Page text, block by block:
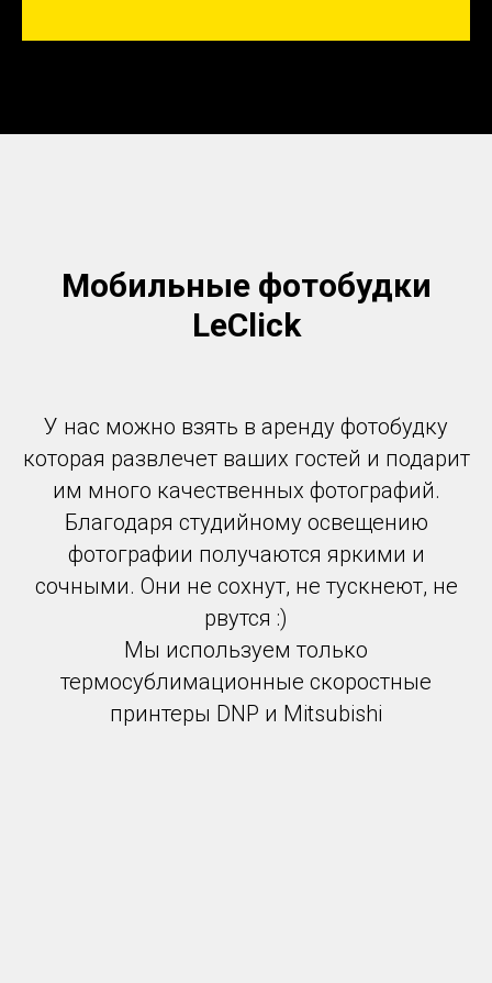
Мобильные фотобудки
LeClick
У нас можно взять в аренду фотобудку
которая развлечет ваших гостей и подарит
им много качественных фотографий.
Благодаря студийному освещению
фотографии получаются яркими и
сочными. Они не сохнут, не тускнеют, не
рвутся :)
Мы используем только
термосублимационные скоростные
принтеры DNP и Mitsubishi